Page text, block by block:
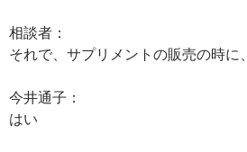
相談者：
それで、サプリメントの販売の時に、
今井通子：
はい